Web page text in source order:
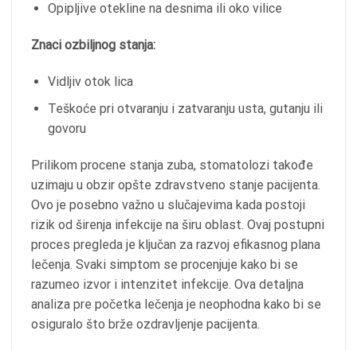
Opipljive otekline na desnima ili oko vilice
Znaci ozbiljnog stanja:
Vidljiv otok lica
Teškoće pri otvaranju i zatvaranju usta, gutanju ili
govoru
Prilikom procene stanja zuba, stomatolozi takođe
uzimaju u obzir opšte zdravstveno stanje pacijenta.
Ovo je posebno važno u slučajevima kada postoji
rizik od širenja infekcije na širu oblast. Ovaj postupni
proces pregleda je ključan za razvoj efikasnog plana
lečenja. Svaki simptom se procenjuje kako bi se
razumeo izvor i intenzitet infekcije. Ova detaljna
analiza pre početka lečenja je neophodna kako bi se
osiguralo što brže ozdravljenje pacijenta.